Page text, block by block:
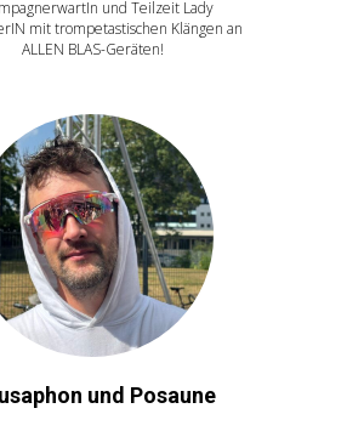
und Teilzeit Lady
mit trompetastischen Klängen an
ALLEN BLAS-Geräten!
und Posaune